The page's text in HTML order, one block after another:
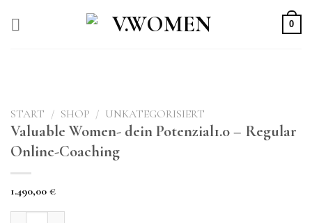
0
START / SHOP / UNKATEGORISIERT
Valuable Women- dein Potenzial1.0 – Regular
Online-Coaching
1.490,00 €